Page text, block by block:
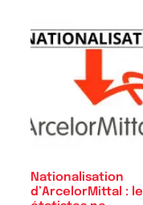
Nationalisation
d’ArcelorMittal :